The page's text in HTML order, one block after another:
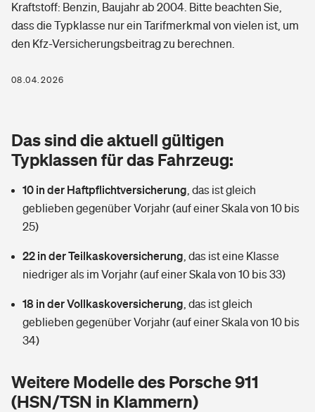
Arbeitsrechtsschutz
Berufshaftpflichtversicherung
Zur Übersicht
Tools
Wer versichert was: Jetzt Versicherer finden
Sie haben Fragen?
Elementarversicherung
Glasversicherung
Mietkautionsversicherung
Restkreditversicherung
Tools
Hochwasser-Check: Wie gefährdet ist Ihr Haus?
Pri­vate Haft­pflicht­
Kinderunfall­ver­si­che­rung
Kinderinvalidität
Hundehalter-Haftpflicht
Handyversicherung
Private Cyberversicherung
Gesundheit
Private Krankenversicherung
Dread-Disease-Versicherung
Tierkrankenversicherung
Zur Übersicht
Tools
Wer versichert was: Jetzt Versicherer finden
Rentenrechner: Wie viel Geld bekomme ich im Alter?
Kraftstoff: Benzin, Baujahr ab 2004. Bitte beachten Sie,
dass die Typklasse nur ein Tarifmerkmal von vielen ist, um
den Kfz-Versicherungsbeitrag zu berechnen.
08.04.2026
Das sind die aktuell gültigen
Typklassen für das Fahrzeug:
10 in der Haftpflichtversicherung das ist gleich
geblieben gegenüber Vorjahr (auf einer Skala von 10 bis
25)
22 in der Teilkaskoversicherung das ist eine Klasse
niedriger als im Vorjahr (auf einer Skala von 10 bis 33)
18 in der Vollkaskoversicherung das ist gleich
geblieben gegenüber Vorjahr (auf einer Skala von 10 bis
34)
Weitere Modelle des Porsche 911
(HSN/TSN in Klammern)